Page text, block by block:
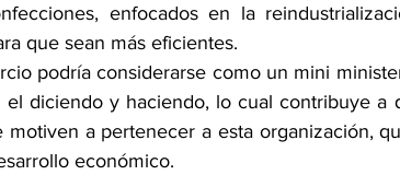
enfocados en la
que sean más eficientes.
podría considerarse como un mini
diciendo y haciendo, lo cual contribuye a
motiven a pertenecer a esta organización,
económico.